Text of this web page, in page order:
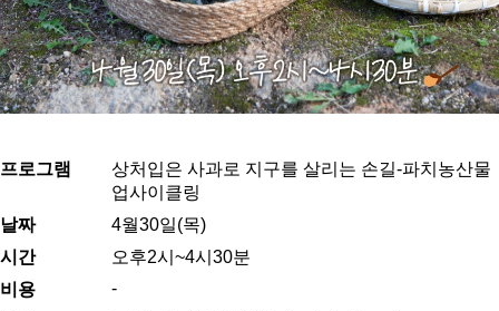
프로그램
상처입은 사과로 지구를 살리는 손길-파치농산물
업사이클링
날짜
4월30일(목)
시간
오후2시~4시30분
비용
-